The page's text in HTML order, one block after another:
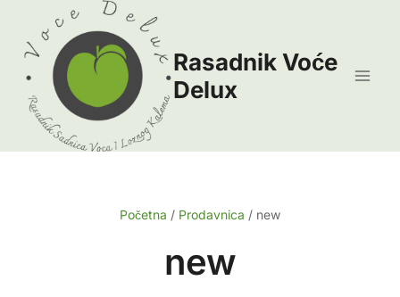
content
Rasadnik Voće
Delux
Početna / Prodavnica / new
new